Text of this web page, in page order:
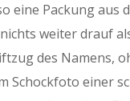
eine Packung aus
weiter drauf
des Namens,
Schockfoto einer